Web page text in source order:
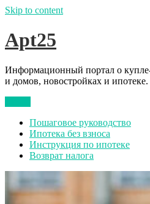
Skip to content
Apt25
Информационный портал о
и домов, новостройках и ипотеке.
Пошаговое руководство
Ипотека без взноса
Инструкция по ипотеке
Возврат налога